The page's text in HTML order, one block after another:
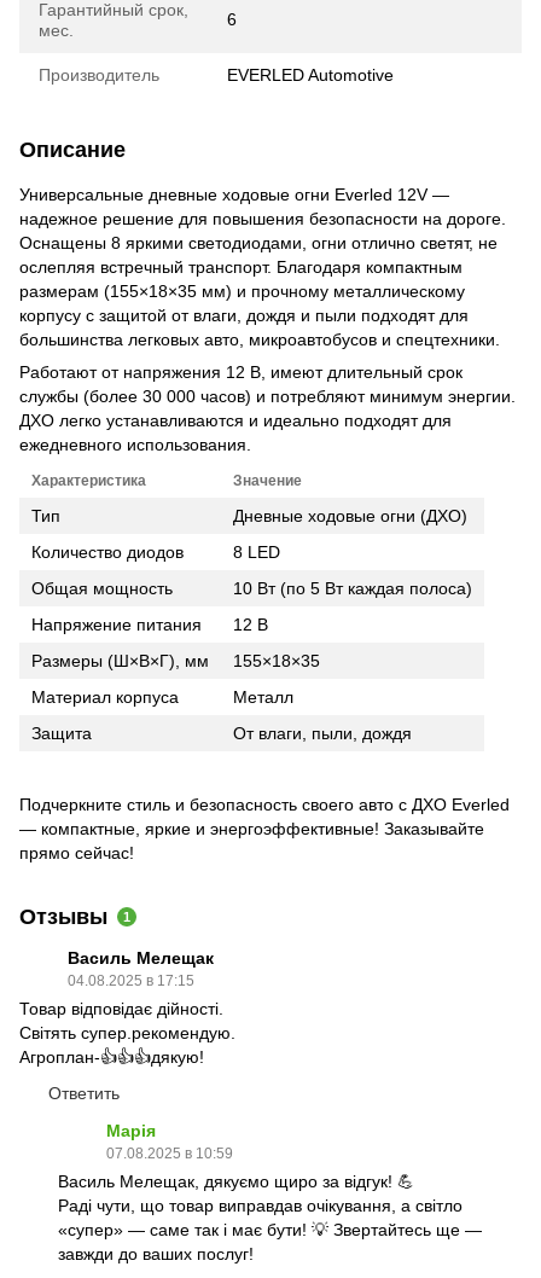
Гарантийный срок,
мес.
6
Производитель EVERLED Automotive
Описание
Универсальные дневные ходовые огни Everled 12V —
надежное решение для повышения безопасности на дороге.
Оснащены 8 яркими светодиодами, огни отлично светят, не
ослепляя встречный транспорт. Благодаря компактным
размерам (155×18×35 мм) и прочному металлическому
корпусу с защитой от влаги, дождя и пыли подходят для
большинства легковых авто, микроавтобусов и спецтехники.
Работают от напряжения 12 В, имеют длительный срок
службы (более 30 000 часов) и потребляют минимум энергии.
ДХО легко устанавливаются и идеально подходят для
ежедневного использования.
Характеристика Значение
Тип
Дневные ходовые огни (ДХО)
Количество диодов
8 LED
Общая мощность
10 Вт (по 5 Вт каждая полоса)
Напряжение питания
12 В
Размеры (Ш×В×Г), мм
155×18×35
Материал корпуса
Металл
Защита
От влаги, пыли, дождя
Подчеркните стиль и безопасность своего авто с ДХО Everled
— компактные, яркие и энергоэффективные! Заказывайте
прямо сейчас!
Отзывы 1
Василь Мелещак
04.08.2025 в 17:15
Товар відповідає дійності.
Світять супер.рекомендую.
Агроплан-👍👍👍дякую!
Ответить
Марія
07.08.2025 в 10:59
Василь Мелещак, дякуємо щиро за відгук! 💪
Раді чути, що товар виправдав очікування, а світло
«супер» — саме так і має бути! 💡 Звертайтесь ще —
завжди до ваших послуг!